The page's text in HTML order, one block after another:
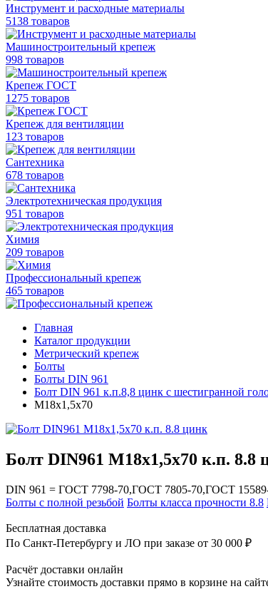
Инструмент и расходные материалы
5138 товаров
Машиностроительный крепеж
998 товаров
Крепеж ГОСТ
1275 товаров
Крепеж для вентиляции
123 товаров
Сантехника
678 товаров
Электротехническая продукция
951 товаров
Химия
209 товаров
Профессиональный крепеж
465 товаров
Главная
Каталог продукции
Метрический крепеж
Болты
Болты DIN 961
Болт DIN 961 к.п.8,8 цинк с шестигранной
М18х1,5х70
Болт DIN961 М18х1,5х70 к.п. 8.8
DIN 961 = ГОСТ 7798-70,ГОСТ 7805-70,ГОСТ
Болты с полной резьбой Болты класса прочности 8.8
Бесплатная доставка
По Санкт-Петербургу и ЛО при заказе от 30 000 ₽
Расчёт доставки онлайн
Узнайте стоимость доставки прямо в корзине на